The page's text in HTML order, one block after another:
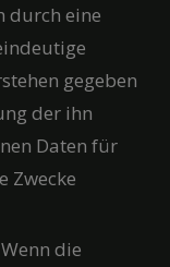
durch eine
gegeben
der ihn
Daten für
Zwecke
die